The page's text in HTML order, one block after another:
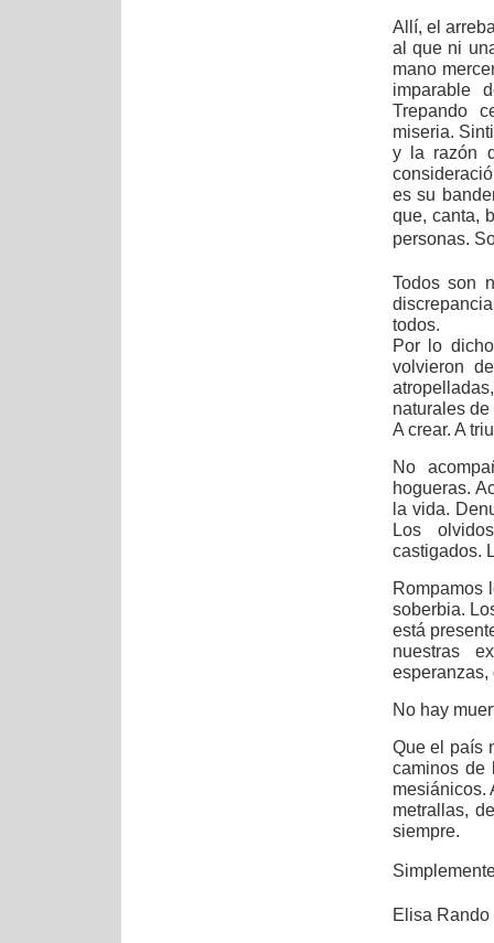
Allí, el
al que ni
mano
imparable
Trepando
miseria.
y la razón
es su
que, canta,
personas.
Todos son
todos.
Por lo
volvieron
naturales
A crear. A
No
hogueras.
la vida.
Los
castigados.
Rompamos
soberbia.
está
nuestras
esperanzas,
No hay
Que el país
caminos de
mesiánicos.
metrallas,
siempre.
Elisa Rando